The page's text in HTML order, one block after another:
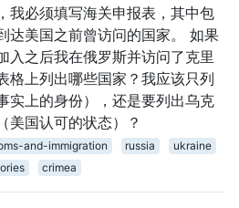
我必须填写海关申报表，其中包
达美国之前曾访问的国家。 如果
入之后我在俄罗斯并访问了克里
格上列出哪些国家？我应该只列
实上的身份），还是要列出乌克
美国认可的状态）？
and-immigration russia
ukraine
crimea